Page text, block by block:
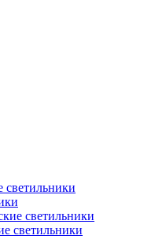
светильники
светильники
светильники